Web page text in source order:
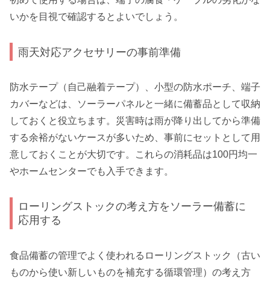
いかを目視で確認するとよいでしょう。
雨天対応アクセサリーの事前準備
防水テープ（自己融着テープ）、小型の防水ポーチ、端子
カバーなどは、ソーラーパネルと一緒に備蓄品として収納
しておくと役立ちます。災害時は雨が降り出してから準備
する余裕がないケースが多いため、事前にセットとして用
意しておくことが大切です。これらの消耗品は100円均一
やホームセンターでも入手できます。
ローリングストックの考え方をソーラー備蓄に
応用する
食品備蓄の管理でよく使われるローリングストック（古い
ものから使い新しいものを補充する循環管理）の考え方